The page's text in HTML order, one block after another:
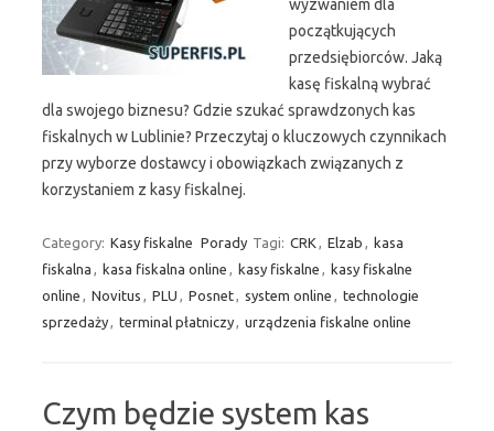
wyzwaniem dla
początkujących
przedsiębiorców. Jaką
kasę fiskalną wybrać
dla swojego biznesu? Gdzie szukać sprawdzonych kas
fiskalnych w Lublinie? Przeczytaj o kluczowych czynnikach
przy wyborze dostawcy i obowiązkach związanych z
korzystaniem z kasy fiskalnej.
Category: Kasy fiskalne Porady Tagi: CRK , Elzab , kasa
fiskalna , kasa fiskalna online , kasy fiskalne , kasy fiskalne
online , Novitus , PLU , Posnet, system online , technologie
sprzedaży, terminal płatniczy, urządzenia fiskalne online
Czym będzie system kas